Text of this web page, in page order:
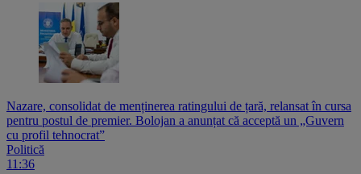
Nazare, consolidat de menținerea ratingului de țară, relansat în cursa
pentru postul de premier. Bolojan a anunțat că acceptă un „Guvern
cu profil tehnocrat”
Politică
11:36